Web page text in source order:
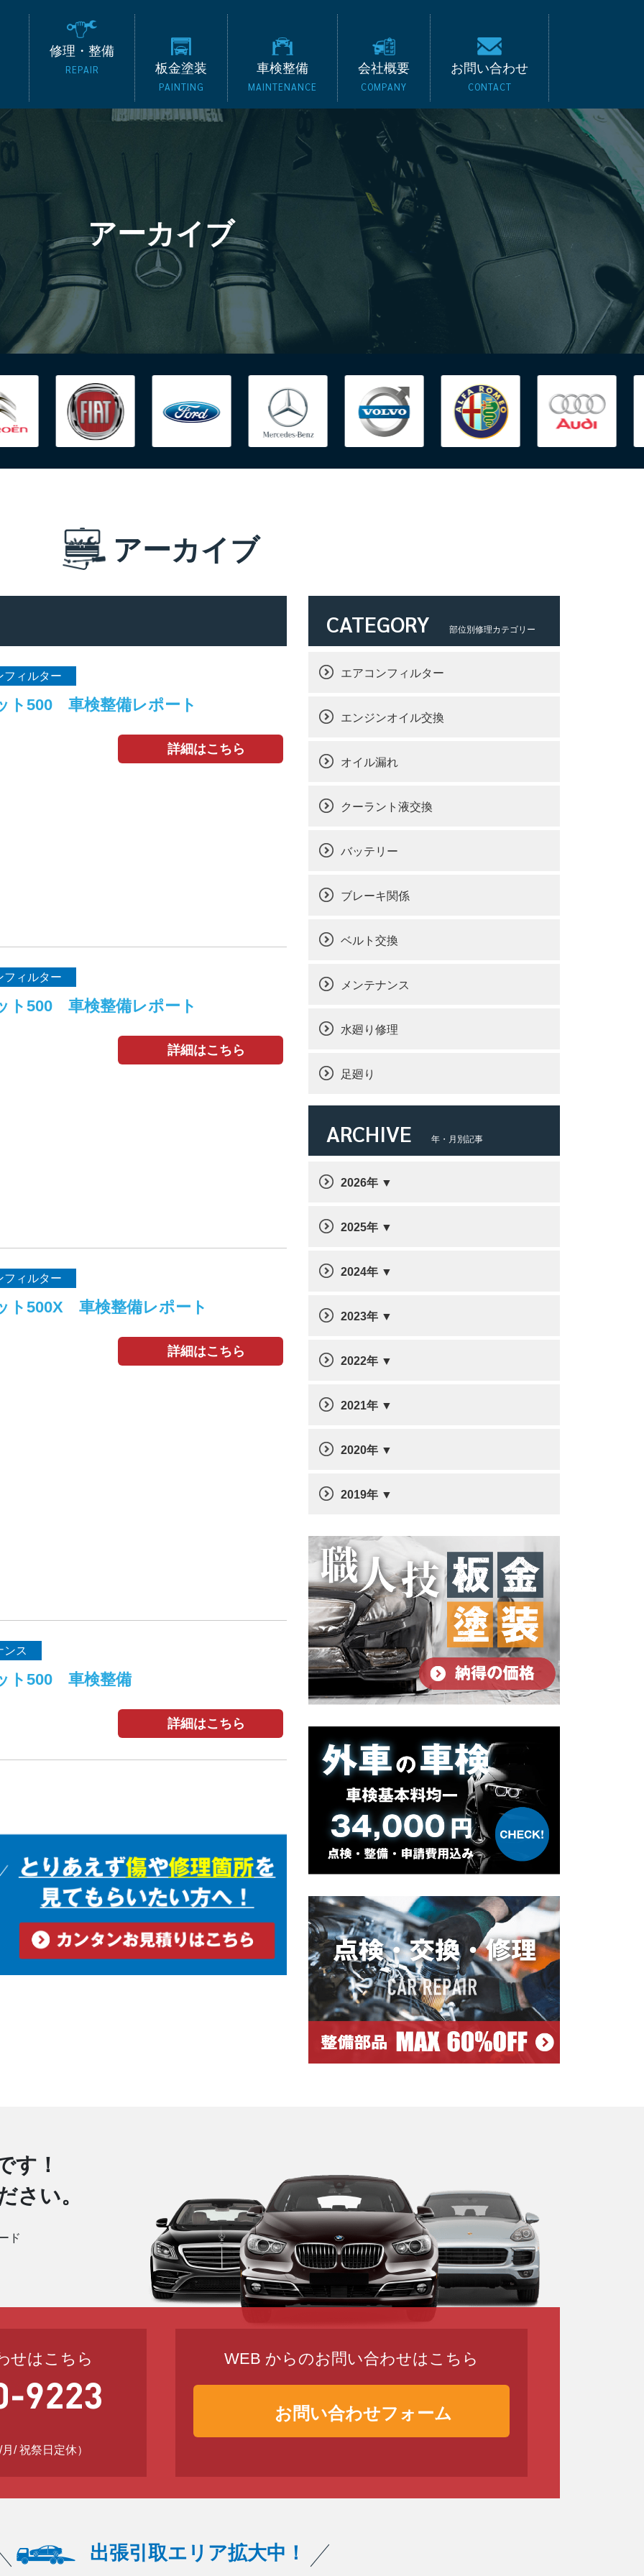
外車専門整備工場 タッキード｜BMW・ベンツ
修理・整備
REPAIR 板金塗装
PAINTING
車検整備
MAINTENANCE
会社概要
COMPANY
お問い合わせ
CONTACT
アーカイブ
アーカイブ
フィルター
ト500 車検整備レポート
詳細はこちら
フィルター
ト500 車検整備レポート
詳細はこちら
フィルター
ト500X 車検整備レポート
詳細はこちら
ンス
ト500 車検整備
詳細はこちら
CATEGORY 部位別修理カテゴリー
エアコンフィルター
エンジンオイル交換
オイル漏れ
クーラント液交換
バッテリー
ブレーキ関係
ベルト交換
メンテナンス
水廻り修理
足廻り
ARCHIVE 年・月別記事
2026年
2025年
2024年
2023年
2022年
2021年
2020年
2019年
す！
さい。
ド
せはこちら
/ 祝祭日定休）
WEB からのお問い合わせはこちら
お問い合わせフォーム
出張引取エリア拡大中！